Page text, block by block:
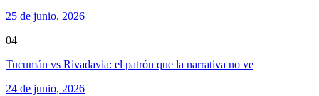
25 de junio, 2026
04
Tucumán vs Rivadavia: el patrón que la narrativa no ve
24 de junio, 2026